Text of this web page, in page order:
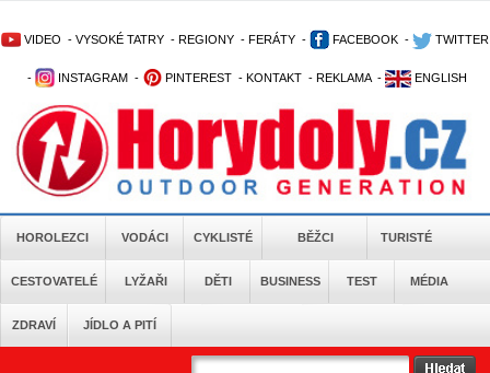
VIDEO - VYSOKÉ TATRY - REGIONY - FERÁTY - FACEBOOK - TWITTER
- INSTAGRAM - PINTEREST - KONTAKT - REKLAMA - ENGLISH
HOROLEZCI VODÁCI CYKLISTÉ BĚŽCI TURISTÉ
CESTOVATELÉ LYŽAŘI DĚTI BUSINESS TEST MÉDIA
ZDRAVÍ JÍDLO A PITÍ